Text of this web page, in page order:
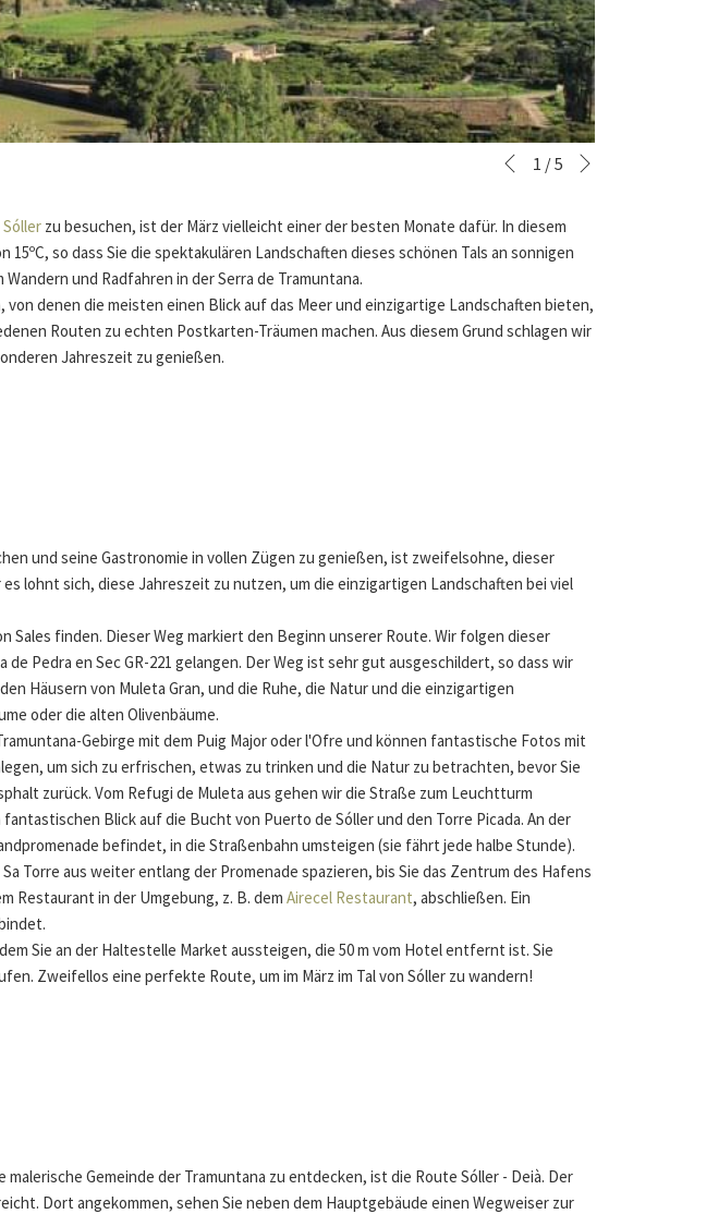
Diashow-
Durch
die
folgenden
wird
der
Zurück
1 /5
Sóller zu besuchen, ist der März vielleicht einer der besten Monate dafür. In diesem
so dass Sie die spektakulären Landschaften dieses schönen Tals an sonnigen
und Radfahren in der Serra de Tramuntana.
denen die meisten einen Blick auf das Meer und einzigartige Landschaften bieten,
Routen zu echten Postkarten-Träumen machen. Aus diesem Grund schlagen wir
Jahreszeit zu genießen.
und seine Gastronomie in vollen Zügen zu genießen, ist zweifelsohne, dieser
lohnt sich, diese Jahreszeit zu nutzen, um die einzigartigen Landschaften bei viel
Sales finden. Dieser Weg markiert den Beginn unserer Route. Wir folgen dieser
Pedra en Sec GR-221 gelangen. Der Weg ist sehr gut ausgeschildert, so dass wir
Häusern von Muleta Gran, und die Ruhe, die Natur und die einzigartigen
oder die alten Olivenbäume.
Gebirge mit dem Puig Major oder l'Ofre und können fantastische Fotos mit
um sich zu erfrischen, etwas zu trinken und die Natur zu betrachten, bevor Sie
zurück. Vom Refugi de Muleta aus gehen wir die Straße zum Leuchtturm
Blick auf die Bucht von Puerto de Sóller und den Torre Picada. An der
befindet, in die Straßenbahn umsteigen (sie fährt jede halbe Stunde).
Torre aus weiter entlang der Promenade spazieren, bis Sie das Zentrum des Hafens
Restaurant in der Umgebung, z. B. dem Airecel Restaurant, abschließen. Ein
Sie an der Haltestelle Market aussteigen, die 50 m vom Hotel entfernt ist. Sie
Zweifellos eine perfekte Route, um im März im Tal von Sóller zu wandern!
Gemeinde der Tramuntana zu entdecken, ist die Route Sóller - Deià. Der
Dort angekommen, sehen Sie neben dem Hauptgebäude einen Wegweiser zur